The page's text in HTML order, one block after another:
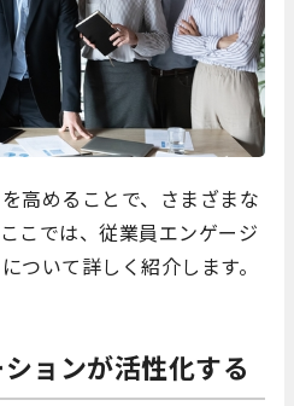
高めることで、さまざまな
こでは、従業員エンゲージ
ついて詳しく紹介します。
ョンが活性化する